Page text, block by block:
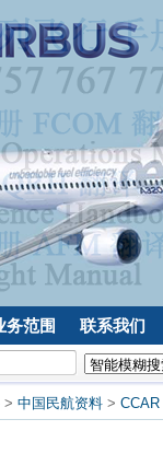
务范围 联系我们
> 中国民航资料 > CCAR